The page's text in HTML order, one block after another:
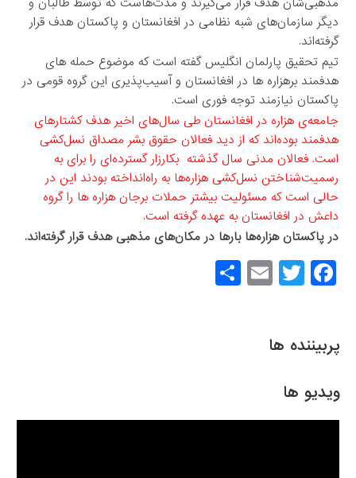
پربیننده ها
ویدیو ها
دیگر سازمان‌های شبه نظامی در افغانستان و پاکستان هدف قرار
گرفته‌اند.
تیم تحقیق پارلمان انگلیس گفته است که موضوع حمله های
هدفمند برهزاره ها در افغانستان و آسیب‌پذیری این گروه قومی در
پاکستان نیازمند توجه فوری است.
جامعه‌ی هزاره در افغانستان طی سال‌های اخیر هدف کشتارهای
هدفمند بوده‌اند که از دید فعالان حقوق بشر مصداق نسل‌کشی
است. فعالان مدنی سال گذشته بکارزار گسترده‌ای را برای به
رسمیت‌شناختن نسل‌کشی هزاره‌ها به راه‌انداخته بودند این در
حالی است که مسئولیت بیشتر حملات برجان هزاره ها را گروه
داعش در افغانستان به عهده گرفته است.
در پاکستان هزاره‌ها بارها در مکان‌های مذهبی هدف قرار گرفته‌اند.
F
a
e
o
o
T
wi
er
E
m